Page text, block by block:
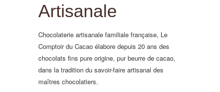
Artisanale
Chocolaterie artisanale familiale française, Le
Comptoir du Cacao élabore depuis 20 ans des
chocolats fins pure origine, pur beurre de cacao,
dans la tradition du savoir-faire artisanal des
maîtres chocolatiers.